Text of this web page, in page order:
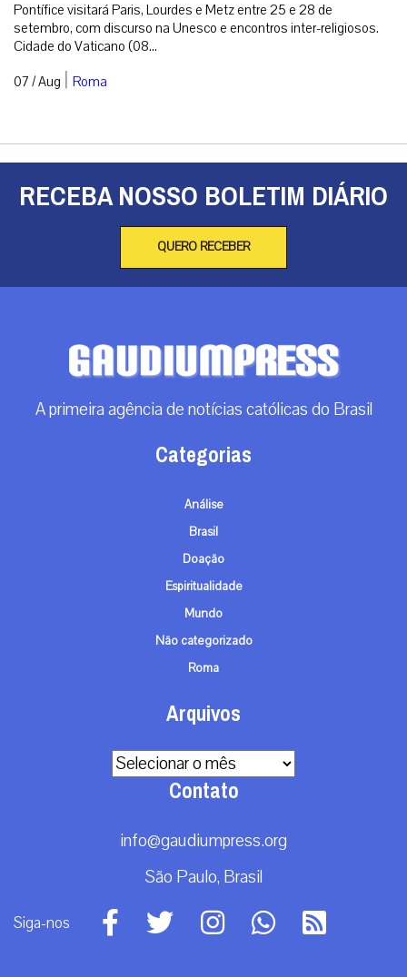
Pontífice visitará Paris, Lourdes e Metz entre 25 e 28 de
setembro, com discurso na Unesco e encontros inter-religiosos.
Cidade do Vaticano (08...
07 / Aug | Roma
RECEBA NOSSO BOLETIM DIÁRIO
QUERO RECEBER
A primeira agência de notícias católicas do Brasil
Categorias
Análise
Brasil
Doação
Espiritualidade
Mundo
Não categorizado
Roma
Arquivos
Arquivos
Contato
info@gaudiumpress.org
São Paulo, Brasil
Siga-nos